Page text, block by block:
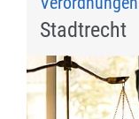
Stadtrecht